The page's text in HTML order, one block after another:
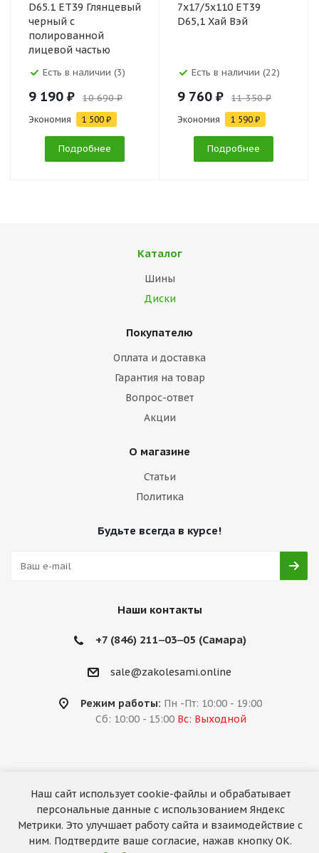
D65.1 ET39 Глянцевый
черный с
полированной
лицевой частью
Есть в наличии (3)
9 190 ₽ 10 690 ₽
Экономия 1 500 ₽
Подробнее
7x17/5x110 ET39
D65,1 Хай Вэй
Есть в наличии (22)
9 760 ₽ 11 350 ₽
Экономия 1 590 ₽
Подробнее
Каталог
Шины
Диски
Покупателю
Оплата и доставка
Гарантия на товар
Вопрос-ответ
Акции
О магазине
Статьи
Политика
Будьте всегда в курсе!
Наши контакты
+7 (846) 211‒03‒05 (Самара)
sale@zakolesami.online
Режим работы: Пн -Пт: 10:00 - 19:00
Сб: 10:00 - 15:00 Вс: Выходной
2026 © «За колёсами.Online»
Запуск сайта —RuMaster
Наш сайт использует cookie-файлы и обрабатывает
персональные данные с использованием Яндекс
Метрики. Это улучшает работу сайта и взаимодействие с
ним. Подтвердите ваше согласие, нажав кнопку ОК.